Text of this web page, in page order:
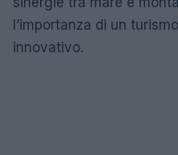
l’importanza di un
innovativo.